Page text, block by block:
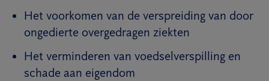
Het voorkomen van de verspreiding van door
ongedierte overgedragen ziekten
Het verminderen van voedselverspilling en
schade aan eigendom